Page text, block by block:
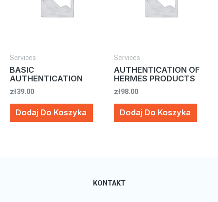
Services
BASIC
AUTHENTICATION
zł39.00
Dodaj Do Koszyka
Services
AUTHENTICATION OF
HERMES PRODUCTS
zł98.00
Dodaj Do Koszyka
KONTAKT